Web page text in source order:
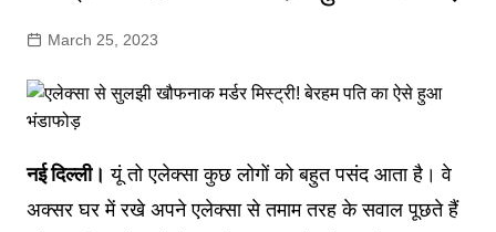
March 25, 2023
नई दिल्ली। यूं तो एलेक्सा कुछ लोगों को बहुत पसंद आता है। वे
अक्सर घर में रखे अपने एलेक्सा से तमाम तरह के सवाल पूछते हैं